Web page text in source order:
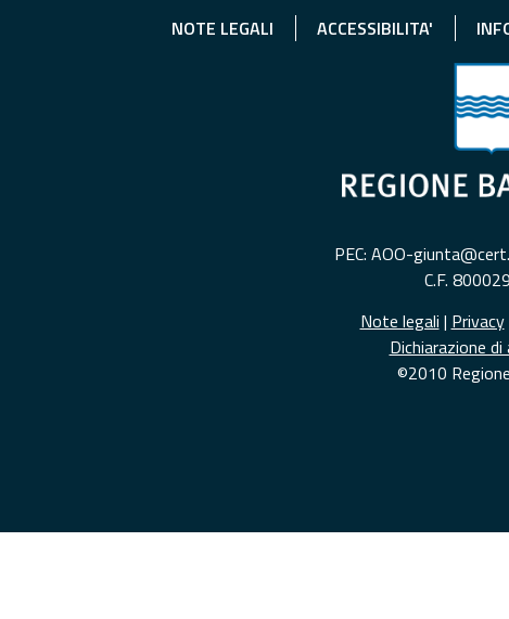
NOTE LEGALI ACCESSIBILITA'
PEC: AOO-
C.F.
Note legali | Privacy
Dichiarazione
©2010